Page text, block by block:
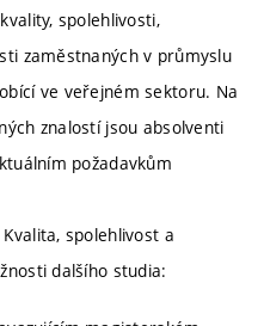
spolehlivosti,
zaměstnaných v průmyslu
ve veřejném sektoru. Na
znalostí jsou absolventi
požadavkům
spolehlivost a
dalšího studia: